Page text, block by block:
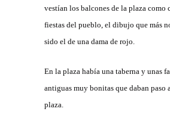
vestían los balcones de la plaza como
fiestas del pueblo, el dibujo que más
sido el de una dama de rojo.
En la plaza había una taberna y unas
antiguas muy bonitas que daban paso
plaza.